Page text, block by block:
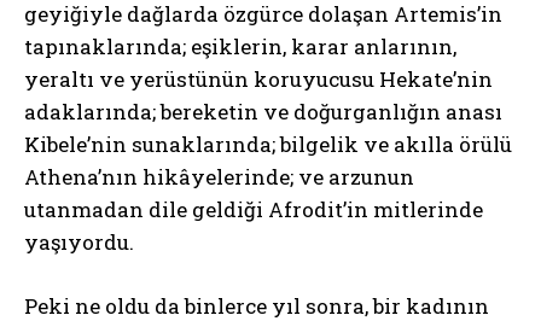
geyiğiyle dağlarda özgürce dolaşan Artemis’in
tapınaklarında; eşiklerin, karar anlarının,
yeraltı ve yerüstünün koruyucusu Hekate’nin
adaklarında; bereketin ve doğurganlığın anası
Kibele’nin sunaklarında; bilgelik ve akılla örülü
Athena’nın hikâyelerinde; ve arzunun
utanmadan dile geldiği Afrodit’in mitlerinde
yaşıyordu.
Peki ne oldu da binlerce yıl sonra, bir kadının